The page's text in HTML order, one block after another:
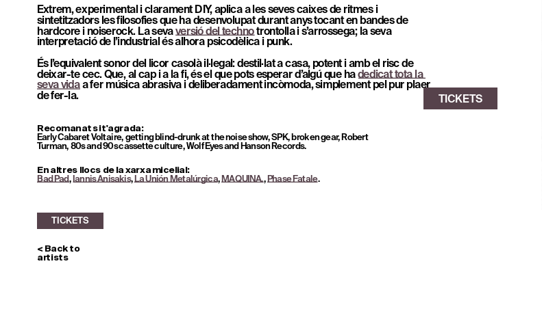
TICKETS
Extrem, experimental i clarament DIY, aplica a les seves caixes de ritmes i
sintetitzadors les filosofies que ha desenvolupat durant anys tocant en bandes de
hardcore i noiserock. La seva versió del techno trontolla i s’arrossega; la seva
interpretació de l’industrial és alhora psicodèlica i punk.
És l’equivalent sonor del licor casolà il·legal: destil·lat a casa, potent i amb el risc de
deixar-te cec. Que, al cap i a la fi, és el que pots esperar d’algú que ha dedicat tota la
seva vida a fer música abrasiva i deliberadament incòmoda, simplement pel pur plaer
de fer-la.
Recomanat si t'agrada:
Early Cabaret Voltaire, getting blind-drunk at the noise show, SPK, broken gear, Robert
Turman, 80s and 90s cassette culture, Wolf Eyes and Hanson Records.
En altres llocs de la xarxa micelial:
Bad Pad, Iannis Anisakis, La Unión Metalúrgica, MAQUINA., Phase Fatale.
< Back to
artists